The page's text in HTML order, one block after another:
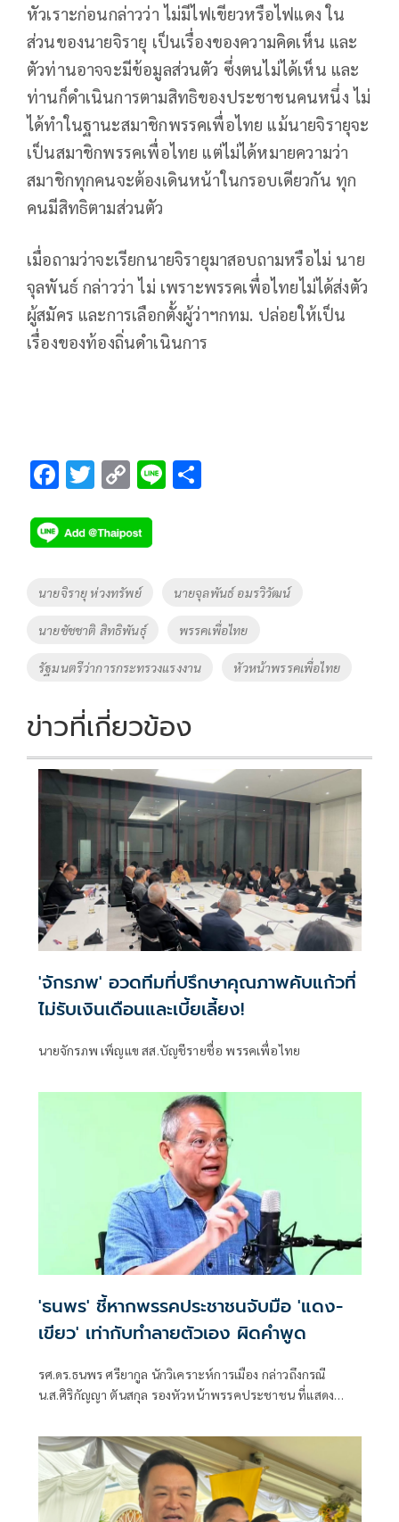
หัวเราะก่อนกล่าวว่า ไม่มีไฟเขียวหรือไฟแดง ใน
ส่วนของนายจิรายุ เป็นเรื่องของความคิดเห็น และ
ตัวท่านอาจจะมีข้อมูลส่วนตัว ซึ่งตนไม่ได้เห็น และ
ท่านก็ดำเนินการตามสิทธิของประชาชนคนหนึ่ง ไม่
ได้ทำในฐานะสมาชิกพรรคเพื่อไทย แม้นายจิรายุจะ
เป็นสมาชิกพรรคเพื่อไทย แต่ไม่ได้หมายความว่า
สมาชิกทุกคนจะต้องเดินหน้าในกรอบเดียวกัน ทุก
คนมีสิทธิตามส่วนตัว
เมื่อถามว่าจะเรียกนายจิรายุมาสอบถามหรือไม่ นาย
จุลพันธ์ กล่าวว่า ไม่ เพราะพรรคเพื่อไทยไม่ได้ส่งตัว
ผู้สมัคร และการเลือกตั้งผู้ว่าฯกทม. ปล่อยให้เป็น
เรื่องของท้องถิ่นดำเนินการ
F
e
b
o
o
k
T
tt
er
C
p
y
Li
n
k
Li
Tags
นายจิรายุ ห่วงทรัพย์ นายจุลพันธ์ อมรวิวัฒน์
นายชัชชาติ สิทธิพันธุ์ พรรคเพื่อไทย
รัฐมนตรีว่าการกระทรวงแรงงาน หัวหน้าพรรคเพื่อไทย
ข่าวที่เกี่ยวข้อง
'จักรภพ' อวดทีมที่ปรึกษาคุณภาพคับแก้วที่
ไม่รับเงินเดือนและเบี้ยเลี้ยง!
นายจักรภพ เพ็ญแข สส.บัญชีรายชื่อ พรรคเพื่อไทย
'ธนพร' ชี้หากพรรคประชาชนจับมือ 'แดง-
เขียว' เท่ากับทำลายตัวเอง ผิดคำพูด
รศ.ดร.ธนพร ศรียากูล นักวิเคราะห์การเมือง กล่าวถึงกรณี
น.ส.ศิริกัญญา ตันสกุล รองหัวหน้าพรรคประชาชน ที่แสดง
พรรคภูมิใจไทย ก็จำเป็นต้องพูดคุยกับพรรคประชาชนด้วยว่า